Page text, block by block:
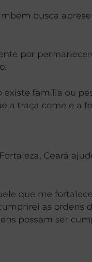
busca
por
família ou
a traça come e a
Ceará
que me
as ordens
possam ser